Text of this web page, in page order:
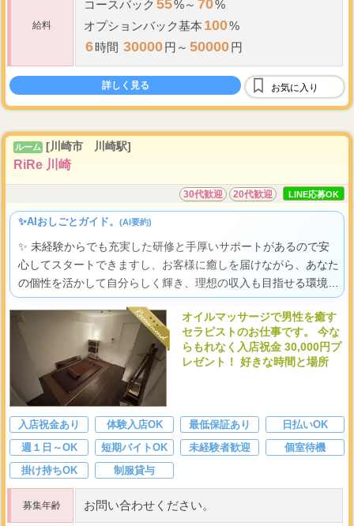
給料
コースバック 55%～ 70%
オプションバック基本 100%
6時間 30000円～ 50000円
詳しく見る お気に入り
ルーム [川崎市 川崎駅]
RiRe 川崎
30代歓迎 20代歓迎 LINE応募OK
✨AIおしごとガイド。 (AI要約)
✨ 未経験からでも充実した研修と手厚いサポートがあるので安
心してスタートできますし、お客様に癒しを届けながら、あなた
の個性を活かして自分らしく輝き、理想の収入も目指せる環境で
すよ。
オイルマッサージで男性を癒す
セラピストのお仕事です。 今な
らもれなく入店祝金 30,000円プ
レゼント！ 好きな時間と場所
入店祝金あり 体験入店OK 最低保証あり
日払いOK
週１日～OK
短期バイトOK 未経験者歓迎
個室待機
掛け持ちOK
制服貸与
募集年齢 お問い合わせください。